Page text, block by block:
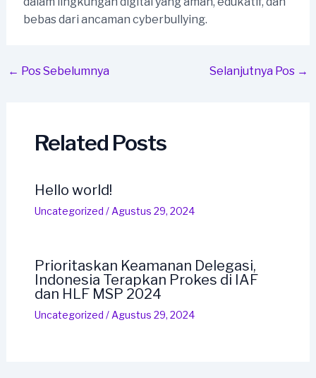
bebas dari ancaman cyberbullying.
Post
← Pos Sebelumnya Selanjutnya Pos →
Related Posts
Hello world!
Uncategorized / Agustus 29, 2024
Prioritaskan Keamanan Delegasi,
Indonesia Terapkan Prokes di IAF
dan HLF MSP 2024
Uncategorized / Agustus 29, 2024